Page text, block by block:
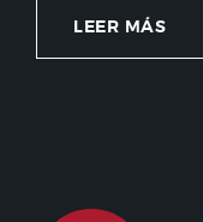
LEER MÁS